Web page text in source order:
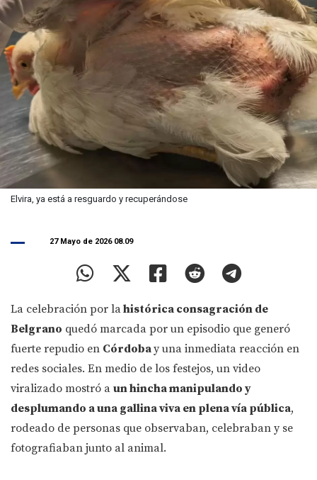
Elvira, ya está a resguardo y recuperándose
27 Mayo de 2026 08.09
La celebración por lahistórica consagración de
Belgrano quedó marcada por un episodio que generó
fuerte repudio en Córdobay una inmediata reacción en
redes sociales. En medio de los festejos, un video
viralizado mostró a un hincha manipulando y
desplumando a una gallina viva en plena vía pública,
rodeado de personas que observaban, celebraban y se
fotografiaban junto al animal.